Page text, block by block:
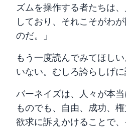
ズムを操作する者たちは
しており、それこそがわ
のだ。」
もう一度読んでみてほし
いない。むしろ誇らしげに
バーネイズは、人々が本
ものでも、自由、成功、
欲求に訴えかけることで